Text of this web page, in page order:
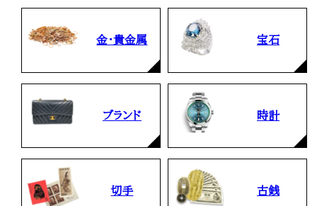
金・貴金属 宝石
ブランド 時計
切手 古銭